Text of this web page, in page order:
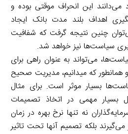
می‌دانند این انحراف موقتی بوده و
اهداف بلند مدت بانک ایجاد
چنین نتیجه گرفت که شفافیت
سیاست‌ها نیز خواهد شد.
می‌تواند به عنوان راهی برای
همانطور که میدانیم، مدیریت صحیح
بسیار موثر است. برای مثال
بسیار مهمی در اتخاذ تصمیمات
نه تنها نرخ بهره در زمان
می‌گیرند بلکه تصمیم آنها تحت تاثیر